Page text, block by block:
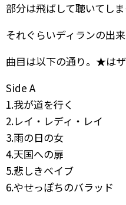
部分は飛ばして聴いてしま
それぐらいディランの出
曲目は以下の通り。★はザ
Side A
1.我が道を行く
2.レイ・レディ・レイ
3.雨の日の女
4.天国への扉
5.悲しきベイブ
6.やせっぽちのバラッド